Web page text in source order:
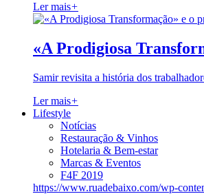
Ler mais+
«A Prodigiosa
Samir revisita a história dos
Ler mais+
Lifestyle
Notícias
Restauração & Vinhos
Hotelaria & Bem-estar
Marcas & Eventos
F4F 2019
https://www.ruadebaixo.com/wp-